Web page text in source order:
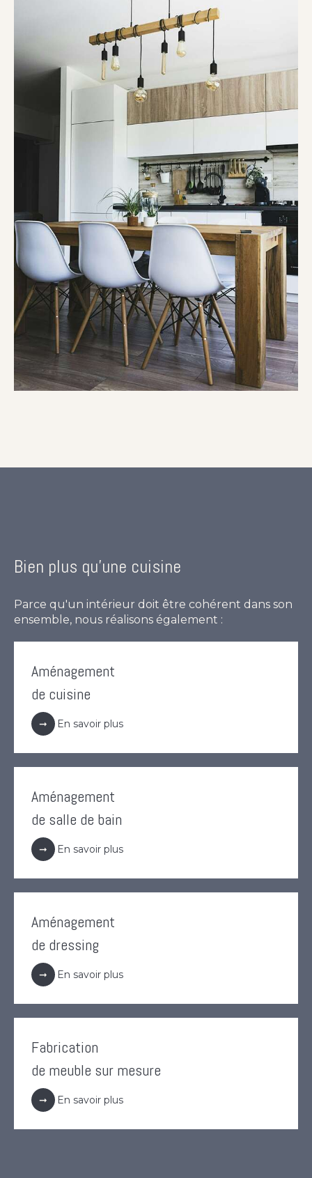
Bien plus qu'une cuisine
Parce qu'un intérieur doit être cohérent dans son
ensemble, nous réalisons également :
Aménagement
de cuisine
En savoir plus
Aménagement
de salle de bain
En savoir plus
Aménagement
de dressing
En savoir plus
Fabrication
de meuble sur mesure
En savoir plus